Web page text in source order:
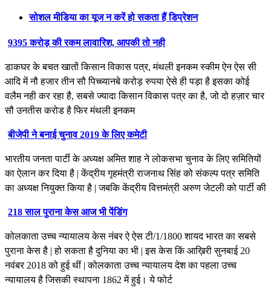
सोशल मीडिया का यूज न करें हो सकता हैं डिप्रेशन
9395 करोड़ की रकम लावारिश, आपकी तो नही
डाकघर के बचत खातों किसान विकास पत्र, मंथली इनकम स्कीम ऐन ऐस सी
आदि में नौ हजार तीन सौ पिच्च्यानबे करोड़ रुपया ऐसे ही पड़ा है इसका कोई
वलैम नही कर रहा है, सबसे ज्यादा किसान विकास पत्र का है, जो दो हज़ार चार
सौ उनतीस करोड है फिर मंथली इनकम
बीजेपी ने बनाई चुनाव 2019 के लिए कमेटी
भारतीय जनता पार्टी के अध्यक्ष अमित शाह ने लोकसभा चुनाव के लिए समितियों
का ऐलान कर दिया है | केंद्रीय गृहमंत्री राजनाथ सिंह को संकल्प पत्र समिति
का अध्यक्ष नियुक्त किया है | जबकि केंद्रीय वित्तमंत्री अरुण जेटली को पार्टी की
218 साल पुराना केस आज भी पेंडिंग
कोलकाता उच्च न्यायालय केस नंबर ऐ ऐस टी/1/1800 शायद भारत का सबसे
पुराना केस है | हो सकता है दुनिया का भी | इस केस किं आख़िरी सुनबाई 20
नवंबर 2018 को हुई थीं | कोलकाता उच्च न्यायालय देश का पहला उच्च
न्यायालय है जिसकी स्थापना 1862 में हुई। ये फोर्ट